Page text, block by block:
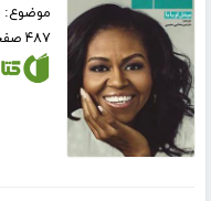
موضوع:
۴۸۷ صفحه